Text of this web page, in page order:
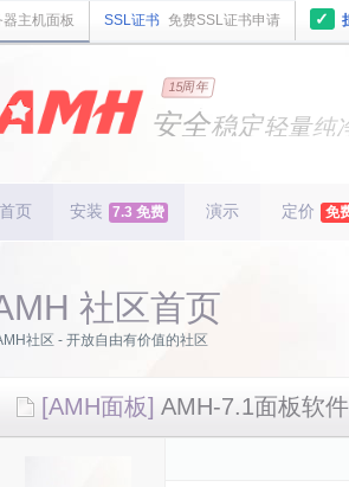
主机面板 SSL证书 免费SSL证书申请 ✓
15周年
国内领先
安全稳定轻量纯
首页 安装 7.3 免费 演示 定价 免
社区首页
社区 - 开放自由有价值的社区
[AMH面板] AMH-7.1面板软